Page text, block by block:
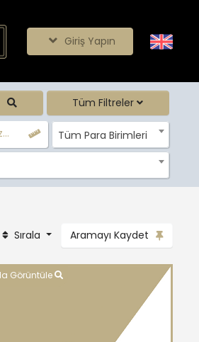
Giriş Yapın
Tüm Filtreler
Tüm Para Birimleri
Sırala Aramayı Kaydet
Görüntüle